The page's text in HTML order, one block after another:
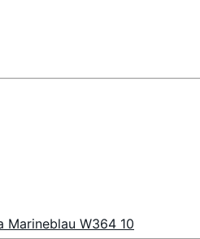
Marineblau W364 10